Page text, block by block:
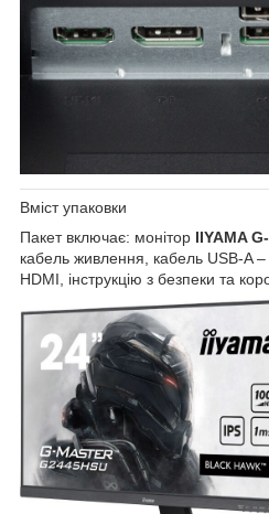
Вміст упаковки
Пакет включає: монітор IIYAMA
кабель живлення, кабель USB-A
HDMI, інструкцію з безпеки та